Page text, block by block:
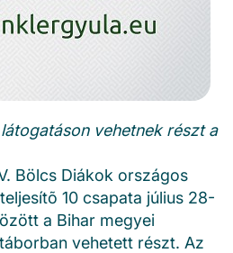
vehetnek részt a
Bölcs Diákok országos
10 csapata július 28-
a Bihar megyei
vehetett részt. Az